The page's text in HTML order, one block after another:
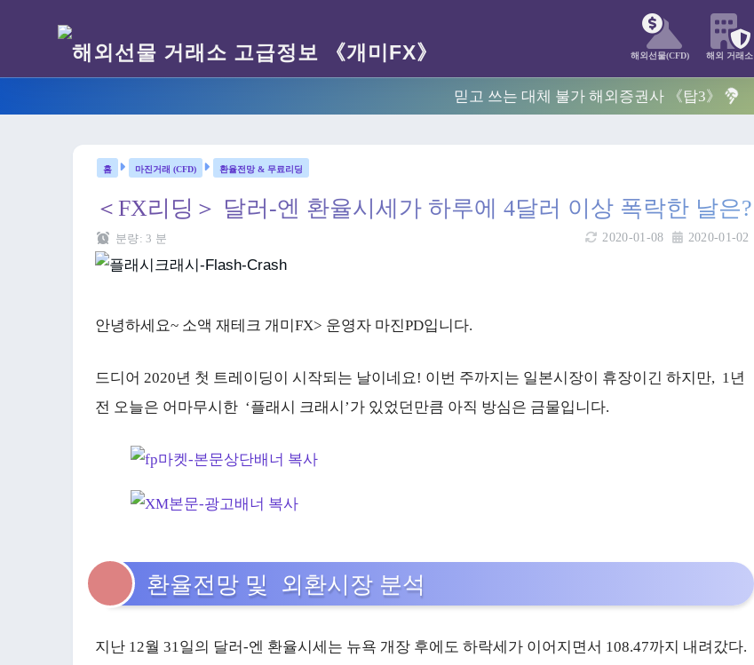
해외선물(CFD) 해외 거래소
믿고 쓰는 대체 불가 해외증권사 《탑3》
마진거래 (CFD) 환율전망 & 무료리딩
＜FX리딩＞ 달러-엔 환율시세가 하루에 4달러 이상 폭락한 날은?
2020-01-02
2020-01-08
분량: 3 분
안녕하세요~ 소액 재테크 개미FX> 운영자 마진PD입니다.
드디어 2020년 첫 트레이딩이 시작되는 날이네요! 이번 주까지는 일본시장이 휴장이긴 하지만, 1년
전 오늘은 어마무시한 ‘플래시 크래시’가 있었던만큼 아직 방심은 금물입니다.
환율전망 및 외환시장 분석
지난 12월 31일의 달러-엔 환율시세는 뉴욕 개장 후에도 하락세가 이어지면서 108.47까지 내려갔다.